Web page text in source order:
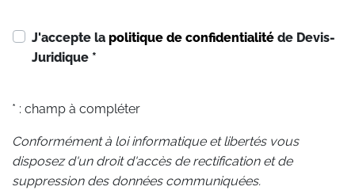
J'accepte la politique de confidentialité de Devis-
Juridique *
* : champ à compléter
Conformément à loi informatique et libertés vous
disposez d'un droit d'accès de rectification et de
suppression des données communiquées.